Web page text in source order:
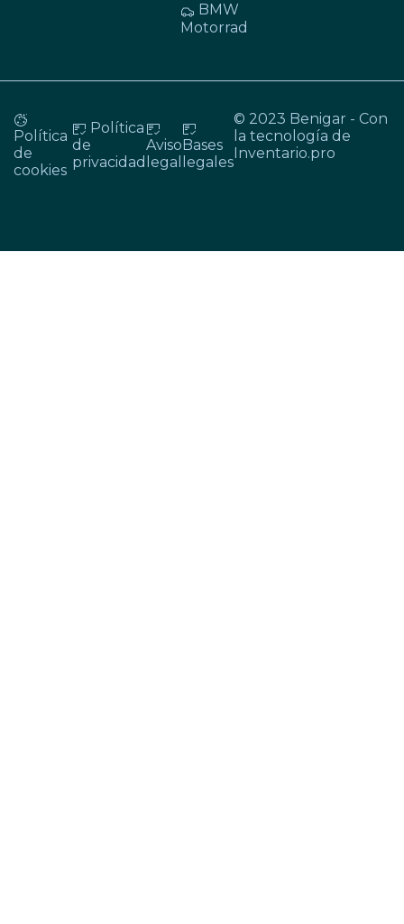
BMW
Motorrad
Política
de
cookies
Política
de
privacidad
Aviso
legal
Bases
legales
© 2023 Benigar - Con
la tecnología de
Inventario.pro